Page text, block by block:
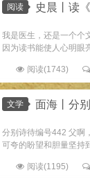
阅读 史晨丨读
我是医生，还是一个个
因为读书能使人心明眼
阅读(1743)
文学 面海丨分
分别诗待编号442 父啊
可夸的盼望和胆量坚持
阅读(1195)